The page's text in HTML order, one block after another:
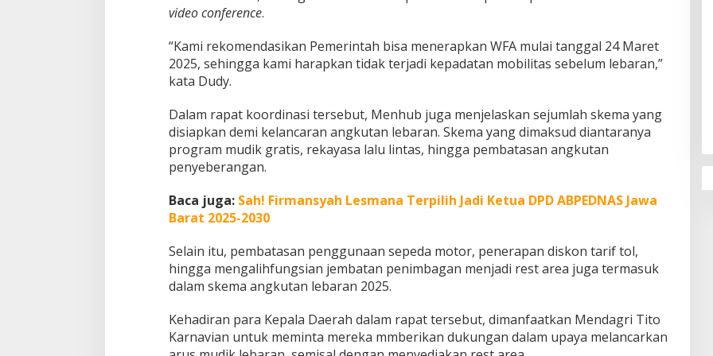
g
r
o
m
A
y
w
e
r
video conference.
“Kami rekomendasikan Pemerintah bisa menerapkan WFA mulai tanggal 24 Maret
2025, sehingga kami harapkan tidak terjadi kepadatan mobilitas sebelum lebaran,”
kata Dudy.
Dalam rapat koordinasi tersebut, Menhub juga menjelaskan sejumlah skema yang
disiapkan demi kelancaran angkutan lebaran. Skema yang dimaksud diantaranya
program mudik gratis, rekayasa lalu lintas, hingga pembatasan angkutan
penyeberangan.
Baca juga: Sah! Firmansyah Lesmana Terpilih Jadi Ketua DPD ABPEDNAS Jawa
Barat 2025-2030
Selain itu, pembatasan penggunaan sepeda motor, penerapan diskon tarif tol,
hingga mengalihfungsian jembatan penimbagan menjadi rest area juga termasuk
dalam skema angkutan lebaran 2025.
Kehadiran para Kepala Daerah dalam rapat tersebut, dimanfaatkan Mendagri Tito
Karnavian untuk meminta mereka mmberikan dukungan dalam upaya melancarkan
Bikin Sekolah di Malaysia Tertarik
Mempelajarinya